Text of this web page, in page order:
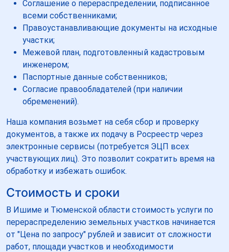
Соглашение о перераспределении, подписанное
всеми собственниками;
Правоустанавливающие документы на исходные
участки;
Межевой план, подготовленный кадастровым
инженером;
Паспортные данные собственников;
Согласие правообладателей (при наличии
обременений).
Наша компания возьмет на себя сбор и проверку
документов, а также их подачу в Росреестр через
электронные сервисы (потребуется ЭЦП всех
участвующих лиц). Это позволит сократить время на
обработку и избежать ошибок.
Стоимость и сроки
В Ишиме и Тюменской области стоимость услуги по
перераспределению земельных участков начинается
от "Цена по запросу" рублей и зависит от сложности
работ, площади участков и необходимости